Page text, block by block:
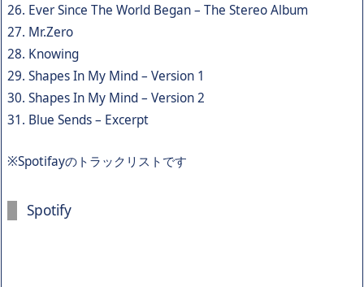
26. Ever Since The World Began – The Stereo Album
27. Mr.Zero
28. Knowing
29. Shapes In My Mind – Version 1
30. Shapes In My Mind – Version 2
31. Blue Sends – Excerpt
※Spotifayのトラックリストです
Spotify